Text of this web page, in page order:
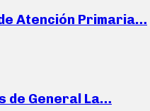
Atención Primaria…
de General La…